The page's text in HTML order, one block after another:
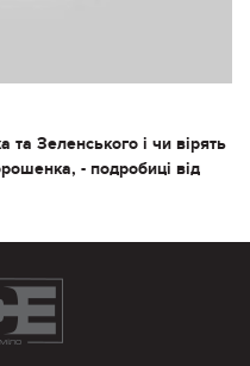
Зеленського і чи вірять
- подробиці від